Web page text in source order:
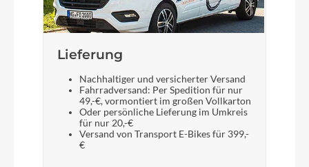
Lieferung
Nachhaltiger und versicherter Versand
Fahrradversand: Per Spedition für nur
49,-€, vormontiert im großen Vollkarton
Oder persönliche Lieferung im Umkreis
für nur 20,-€
Versand von Transport E-Bikes für 399,-
€